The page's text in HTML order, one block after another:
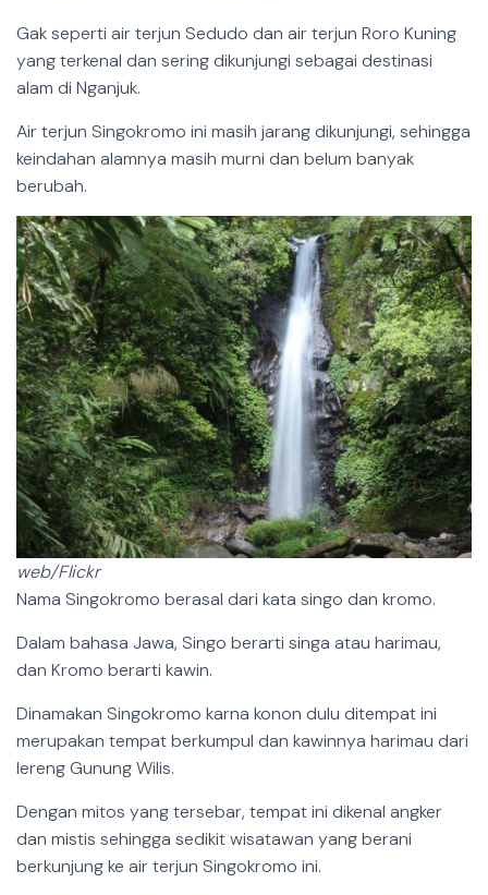
Gak seperti air terjun Sedudo dan air terjun Roro Kuning
yang terkenal dan sering dikunjungi sebagai destinasi
alam di Nganjuk.
Air terjun Singokromo ini masih jarang dikunjungi, sehingga
keindahan alamnya masih murni dan belum banyak
berubah.
web/Flickr
Nama Singokromo berasal dari kata singo dan kromo.
Dalam bahasa Jawa, Singo berarti singa atau harimau,
dan Kromo berarti kawin.
Dinamakan Singokromo karna konon dulu ditempat ini
merupakan tempat berkumpul dan kawinnya harimau dari
lereng Gunung Wilis.
Dengan mitos yang tersebar, tempat ini dikenal angker
dan mistis sehingga sedikit wisatawan yang berani
berkunjung ke air terjun Singokromo ini.